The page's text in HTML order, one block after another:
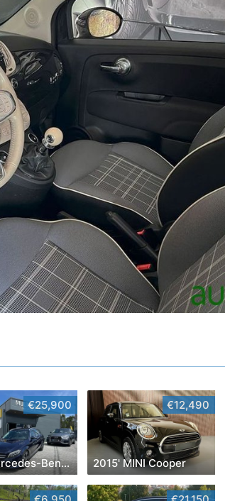
€25,900
2019' Mercedes-Benz Classe C
€12,490
2015' MINI Cooper